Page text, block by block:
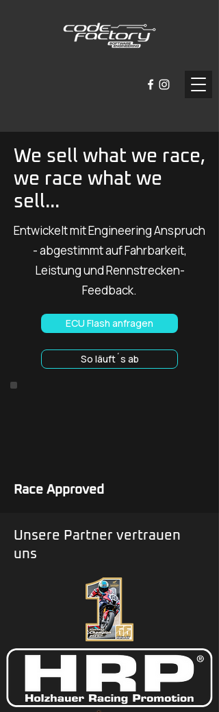
We sell what we race,
we race what we
sell...
Entwickelt mit Engineering Anspruch
- abgestimmt auf Fahrbarkeit,
Leistung und Rennstrecken-
Feedback.
ECU Flash anfragen
So läuft´s ab
Race Approved
Unsere Partner vertrauen
uns